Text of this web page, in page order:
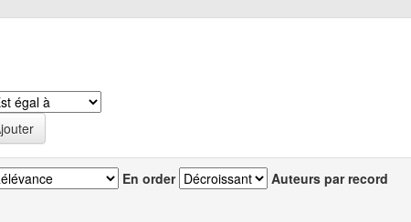
En order Auteurs par record